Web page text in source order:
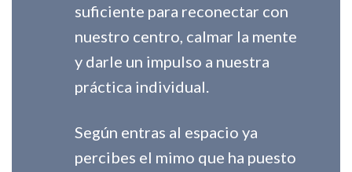
suficiente para reconectar con
nuestro centro, calmar la mente
y darle un impulso a nuestra
práctica individual.
Según entras al espacio ya
percibes el mimo que ha puesto